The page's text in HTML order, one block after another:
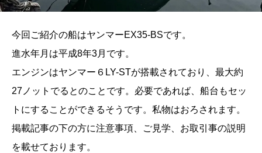
今回ご紹介の船はヤンマーEX35-BSです。
進水年月は平成8年3月です。
エンジンはヤンマー６LY-STが搭載されており、最大約
27ノットでるとのことです。必要であれば、船台もセッ
トにすることができるそうです。私物はおろされます。
掲載記事の下の方に注意事項、ご見学、お取引事の説明
を載せております。